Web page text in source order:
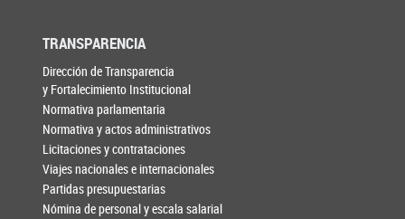
TRANSPARENCIA
Dirección de Transparencia
y Fortalecimiento Institucional
Normativa parlamentaria
Normativa y actos administrativos
Licitaciones y contrataciones
Viajes nacionales e internacionales
Partidas presupuestarias
Nómina de personal y escala salarial